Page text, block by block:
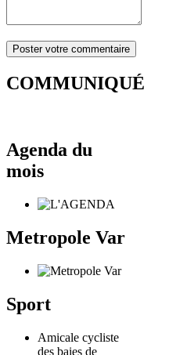
COMMUNIQUÉ
Agenda du
mois
Metropole Var
Sport
Amicale cycliste
des baies de